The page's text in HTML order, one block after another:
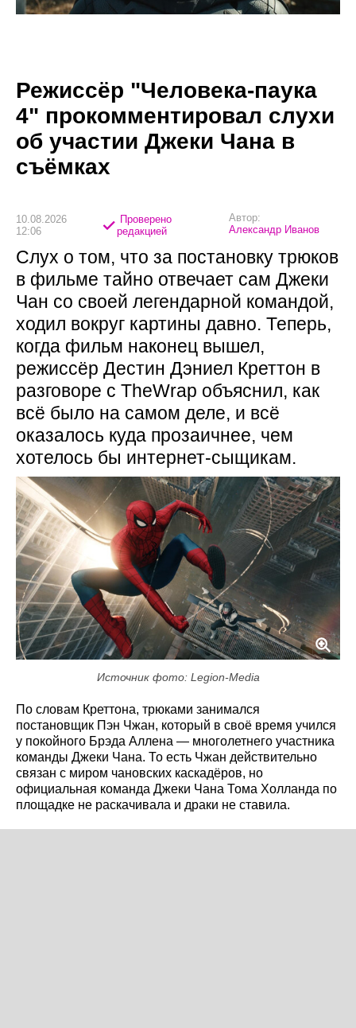
Режиссёр "Человека-паука
4" прокомментировал слухи
об участии Джеки Чана в
съёмках
10.08.2026
12:06
Проверено
редакцией
Автор:
Александр Иванов
Слух о том, что за постановку трюков
в фильме тайно отвечает сам Джеки
Чан со своей легендарной командой,
ходил вокруг картины давно. Теперь,
когда фильм наконец вышел,
режиссёр Дестин Дэниел Креттон в
разговоре с TheWrap объяснил, как
всё было на самом деле, и всё
оказалось куда прозаичнее, чем
хотелось бы интернет-сыщикам.
Источник фото: Legion-Media
По словам Креттона, трюками занимался
постановщик Пэн Чжан, который в своё время учился
у покойного Брэда Аллена — многолетнего участника
команды Джеки Чана. То есть Чжан действительно
связан с миром чановских каскадёров, но
официальная команда Джеки Чана Тома Холланда по
площадке не раскачивала и драки не ставила.